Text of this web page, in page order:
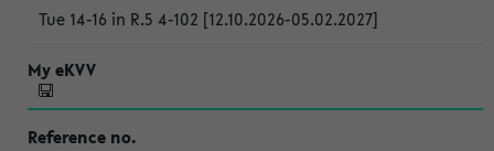
Tue 14-16 in R.5 4-102 [12.10.2026-05.02.2027]